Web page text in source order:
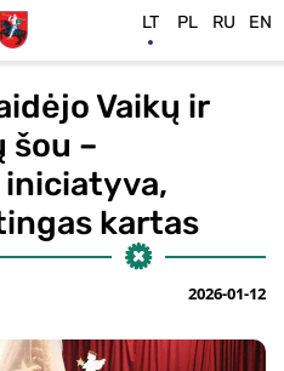
Vaikų ir
šou –
kartas
2026-01-12
LT PL RU EN